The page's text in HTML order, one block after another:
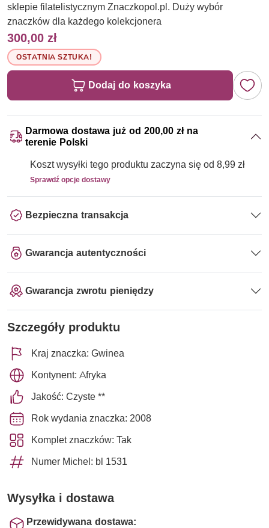
sklepie filatelistycznym Znaczkopol.pl. Duży wybór
znaczków dla każdego kolekcjonera
300,00 zł
OSTATNIA SZTUKA!
Dodaj do koszyka
Darmowa dostawa już od 200,00 zł na
terenie Polski
Koszt wysyłki tego produktu zaczyna się od 8,99 zł
Sprawdź opcje dostawy
Bezpieczna transakcja
Gwarancja autentyczności
Gwarancja zwrotu pieniędzy
Szczegóły produktu
Kraj znaczka: Gwinea
Kontynent: Afryka
Jakość: Czyste **
Rok wydania znaczka: 2008
Komplet znaczków: Tak
Numer Michel: bl 1531
Wysyłka i dostawa
Przewidywana dostawa: